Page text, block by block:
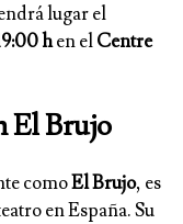
lugar el
hen elCentre
El Brujo
comoEl Brujo, es
en España. Su